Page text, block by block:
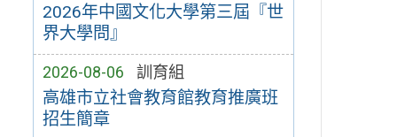
2026年中國文化大學第三屆『世
界大學問』
2026-08-06 訓育組
高雄市立社會教育館教育推廣班
招生簡章